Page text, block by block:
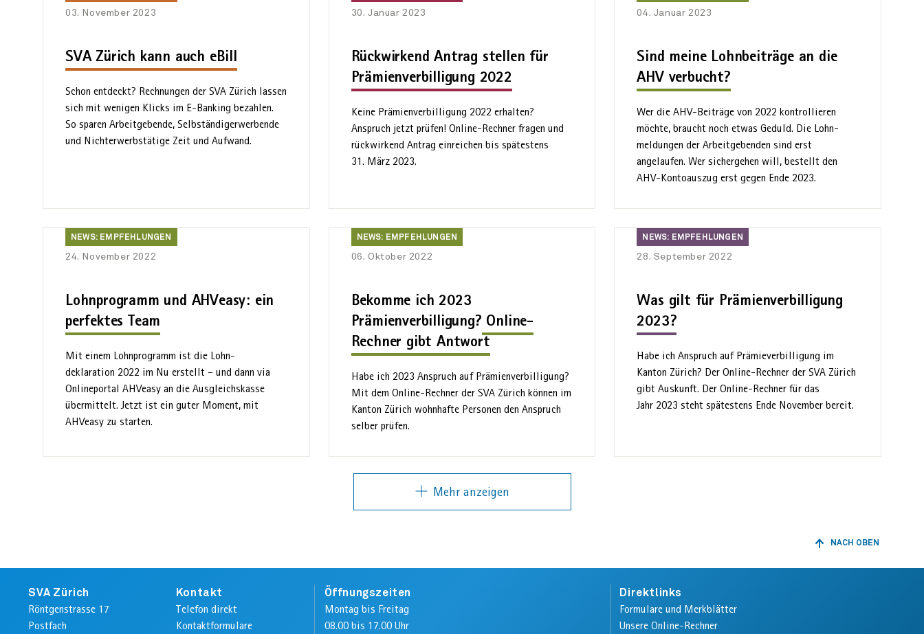
SVA Zürich kann auch eBill
Empfehlungen
03. November 2023
Schon entdeckt? Rechnungen der SVA Zürich lassen
sich mit wenigen Klicks im E-Banking bezahlen.
So sparen Arbeit­gebende, Selbständig­erwerbende
und Nicht­erwerb­stätige Zeit und Aufwand.
Rückwirkend Antrag stellen für
Prämienverbilligung 2022
Empfehlungen
30. Januar 2023
Keine Prämienverbilligung 2022 erhalten?
Anspruch jetzt prüfen! Online-Rechner fragen und
rückwirkend Antrag einreichen bis spätestens
31. März 2023.
Sind meine Lohnbeiträge an die
AHV verbucht?
Empfehlungen
04. Januar 2023
Wer die AHV-Beiträge von 2022 kontrollieren
möchte, braucht noch etwas Geduld. Die Lohn­
meldungen der Arbeit­gebenden sind erst
angelaufen. Wer sicher­gehen will, bestellt den
AHV-Kontoauszug erst gegen Ende 2023.
NEWS: EMPFEHLUNGEN
Lohnprogramm und AHVeasy: ein
perfektes Team
News:
Empfehlungen
24. November 2022
Mit einem Lohnprogramm ist die Lohn­
deklaration 2022 im Nu erstellt – und dann via
Onlineportal AHVeasy an die Ausgleichs­kasse
übermittelt. Jetzt ist ein guter Moment, mit
AHVeasy zu starten.
NEWS: EMPFEHLUNGEN
Bekomme ich 2023
Prämienverbilligung? Online-
Rechner gibt Antwort
News:
Empfehlungen
06. Oktober 2022
Habe ich 2023 An­spruch auf Prämien­verbilligung?
Mit dem Online-Rechner der SVA Zürich können im
Kanton Zürich wohn­hafte Personen den An­spruch
selber prüfen.
NEWS: EMPFEHLUNGEN
Was gilt für Prämienverbilligung
2023?
News:
Empfehlungen
28. September 2022
Habe ich Anspruch auf Prämie­verbilligung im
Kanton Zürich? Der Online-Rechner der SVA Zürich
gibt Auskunft. Der Online-Rechner für das
Jahr 2023 steht spätestens Ende November bereit.
Mehr anzeigen
NACH OBEN
ZURÜCK
ANFANG
SVA Zürich
Röntgenstrasse 17
Postfach
Kontakt
Telefon direkt
Kontaktformulare
Öffnungszeiten
Montag bis Freitag
08.00 bis 17.00 Uhr
Direktlinks
Formulare und Merkblätter
Unsere Online-Rechner